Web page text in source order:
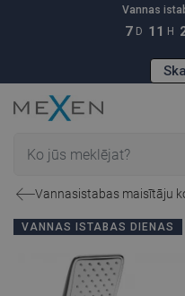
Vannas
7 D 11 H
Vannasistabas maisītāju
VANNAS ISTABAS DIENAS